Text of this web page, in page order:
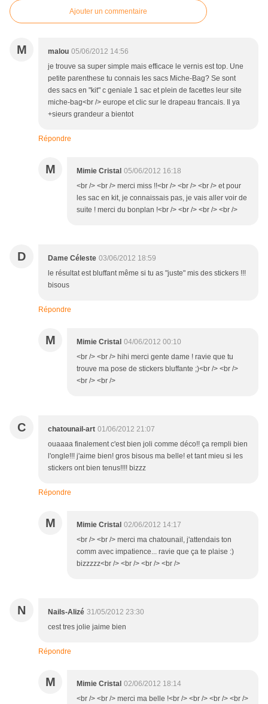
Ajouter un commentaire
M malou 05/06/2012 14:56
je trouve sa super simple mais efficace le vernis est top. Une
petite parenthese tu connais les sacs Miche-Bag? Se sont
des sacs en "kit" c geniale 1 sac et plein de facettes leur site
miche-bag<br /> europe et clic sur le drapeau francais. Il ya
+sieurs grandeur a bientot
Répondre
M Mimie Cristal 05/06/2012 16:18
<br /> <br /> merci miss !!<br /> <br /> <br /> et pour
les sac en kit, je connaissais pas, je vais aller voir de
suite ! merci du bonplan !<br /> <br /> <br /> <br />
D Dame Céleste 03/06/2012 18:59
le résultat est bluffant même si tu as "juste" mis des stickers !!!
bisous
Répondre
M Mimie Cristal 04/06/2012 00:10
<br /> <br /> hihi merci gente dame ! ravie que tu
trouve ma pose de stickers bluffante ;)<br /> <br />
<br /> <br />
C chatounail-art 01/06/2012 21:07
ouaaaa finalement c'est bien joli comme déco!! ça rempli bien
l'ongle!!! j'aime bien! gros bisous ma belle! et tant mieu si les
stickers ont bien tenus!!!! bizzz
Répondre
M Mimie Cristal 02/06/2012 14:17
<br /> <br /> merci ma chatounail, j'attendais ton
comm avec impatience... ravie que ça te plaise :)
bizzzzz<br /> <br /> <br /> <br />
N Nails-Alizé 31/05/2012 23:30
cest tres jolie jaime bien
Répondre
M Mimie Cristal 02/06/2012 18:14
<br /> <br /> merci ma belle !<br /> <br /> <br /> <br />